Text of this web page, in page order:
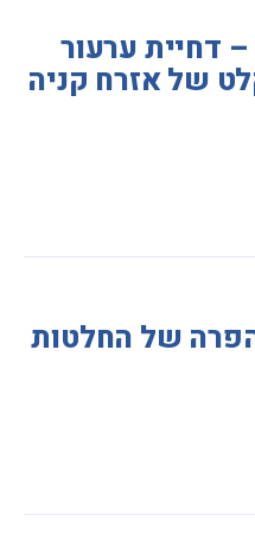
דחיית ערעור
של אזרח קניה
של החלטות